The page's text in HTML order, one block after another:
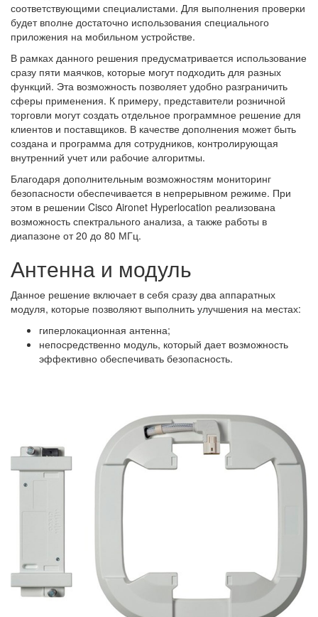
соответствующими специалистами. Для выполнения проверки
будет вполне достаточно использования специального
приложения на мобильном устройстве.
В рамках данного решения предусматривается использование
сразу пяти маячков, которые могут подходить для разных
функций. Эта возможность позволяет удобно разграничить
сферы применения. К примеру, представители розничной
торговли могут создать отдельное программное решение для
клиентов и поставщиков. В качестве дополнения может быть
создана и программа для сотрудников, контролирующая
внутренний учет или рабочие алгоритмы.
Благодаря дополнительным возможностям мониторинг
безопасности обеспечивается в непрерывном режиме. При
этом в решении Cisco Aironet Hyperlocation реализована
возможность спектрального анализа, а также работы в
диапазоне от 20 до 80 МГц.
Антенна и модуль
Данное решение включает в себя сразу два аппаратных
модуля, которые позволяют выполнить улучшения на местах:
гиперлокационная антенна;
непосредственно модуль, который дает возможность
эффективно обеспечивать безопасность.